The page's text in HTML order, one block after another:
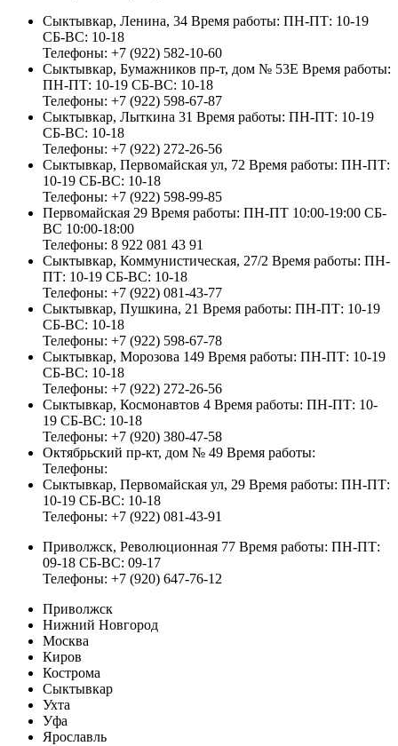
Сыктывкар, Ленина, 34 Время работы: ПН-ПТ: 10-19
СБ-ВС: 10-18
Телефоны: +7 (922) 582-10-60
Сыктывкар, Бумажников пр-т, дом № 53Е Время работы:
ПН-ПТ: 10-19 СБ-ВС: 10-18
Телефоны: +7 (922) 598-67-87
Сыктывкар, Лыткина 31 Время работы: ПН-ПТ: 10-19
СБ-ВС: 10-18
Телефоны: +7 (922) 272-26-56
Сыктывкар, Первомайская ул, 72 Время работы: ПН-ПТ:
10-19 СБ-ВС: 10-18
Телефоны: +7 (922) 598-99-85
Первомайская 29 Время работы: ПН-ПТ 10:00-19:00 СБ-
ВС 10:00-18:00
Телефоны: 8 922 081 43 91
Сыктывкар, Коммунистическая, 27/2 Время работы: ПН-
ПТ: 10-19 СБ-ВС: 10-18
Телефоны: +7 (922) 081-43-77
Сыктывкар, Пушкина, 21 Время работы: ПН-ПТ: 10-19
СБ-ВС: 10-18
Телефоны: +7 (922) 598-67-78
Сыктывкар, Морозова 149 Время работы: ПН-ПТ: 10-19
СБ-ВС: 10-18
Телефоны: +7 (922) 272-26-56
Сыктывкар, Космонавтов 4 Время работы: ПН-ПТ: 10-
19 СБ-ВС: 10-18
Телефоны: +7 (920) 380-47-58
Октябрьский пр-кт, дом № 49 Время работы:
Телефоны:
Сыктывкар, Первомайская ул, 29 Время работы: ПН-ПТ:
10-19 СБ-ВС: 10-18
Телефоны: +7 (922) 081-43-91
Приволжск, Революционная 77 Время работы: ПН-ПТ:
09-18 СБ-ВС: 09-17
Телефоны: +7 (920) 647-76-12
Приволжск
Нижний Новгород
Москва
Киров
Кострома
Сыктывкар
Ухта
Уфа
Ярославль